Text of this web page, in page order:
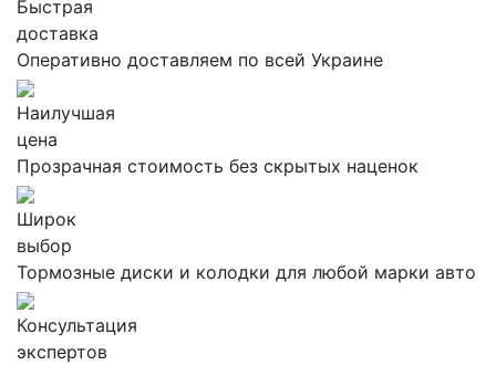
Быстрая
доставка
Оперативно доставляем по всей Украине
Наилучшая
цена
Прозрачная стоимость без скрытых наценок
Широк
выбор
Тормозные диски и колодки для любой марки авто
Консультация
экспертов